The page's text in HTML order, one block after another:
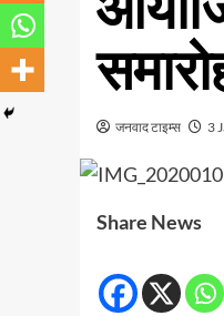
जनवाद टाइम्स 3
Share News